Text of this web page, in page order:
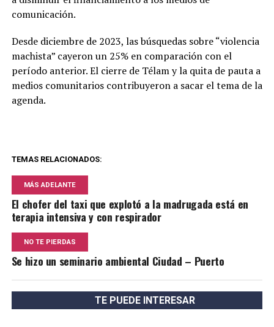
comunicación.
Desde diciembre de 2023, las búsquedas sobre “violencia
machista” cayeron un 25% en comparación con el
período anterior. El cierre de Télam y la quita de pauta a
medios comunitarios contribuyeron a sacar el tema de la
agenda.
TEMAS RELACIONADOS:
MÁS ADELANTE
El chofer del taxi que explotó a la madrugada está en
terapia intensiva y con respirador
NO TE PIERDAS
Se hizo un seminario ambiental Ciudad – Puerto
TE PUEDE INTERESAR